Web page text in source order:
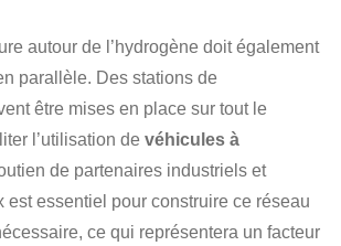
autour de l’hydrogène doit également
parallèle. Des stations de
être mises en place sur tout le
l’utilisation de véhicules à
de partenaires industriels et
est essentiel pour construire ce réseau
ce qui représentera un facteur